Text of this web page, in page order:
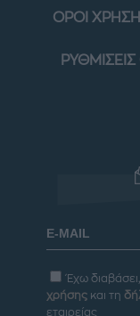
ΟΡΟΙ
ΡΥΘΜΙΣΕΙΣ
Έχω
χρήσης και τη
εταιρείας